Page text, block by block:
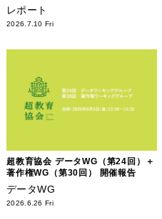
レポート
2026.7.10 Fri
超教育協会 データWG（第24回）＋
著作権WG（第30回） 開催報告
データWG
2026.6.26 Fri